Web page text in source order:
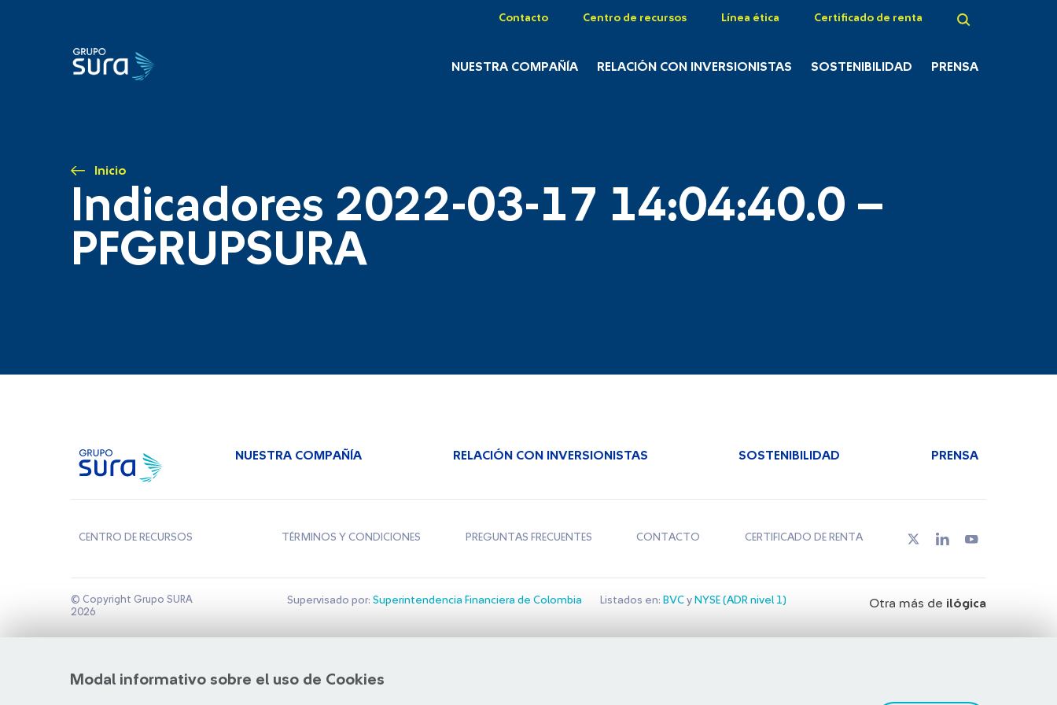
Contacto Centro de recursos Línea ética Certificado de renta
NUESTRA COMPAÑÍA RELACIÓN CON INVERSIONISTAS SOSTENIBILIDAD PRENSA
Inicio
Indicadores 2022-03-17 14:04:40.0 –
PFGRUPSURA
Modal informativo sobre el uso de Cookies
NUESTRA COMPAÑÍA RELACIÓN CON INVERSIONISTAS SOSTENIBILIDAD PRENSA
CENTRO DE RECURSOS TÉRMINOS Y CONDICIONES PREGUNTAS FRECUENTES CONTACTO CERTIFICADO DE RENTA
© Copyright Grupo SURA
2026
Supervisado por: Superintendencia Financiera de Colombia Listados en: BVCy NYSE (ADR nivel 1) Otra más de ilógica